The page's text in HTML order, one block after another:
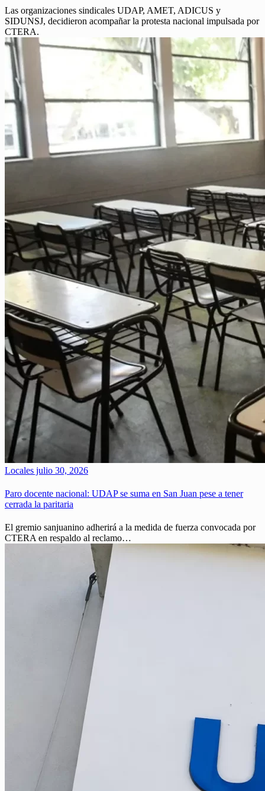
Las organizaciones sindicales UDAP, AMET, ADICUS y
SIDUNSJ, decidieron acompañar la protesta nacional impulsada por
CTERA.
Locales julio 30, 2026
Paro docente nacional: UDAP se suma en San Juan pese a tener
cerrada la paritaria
El gremio sanjuanino adherirá a la medida de fuerza convocada por
CTERA en respaldo al reclamo…